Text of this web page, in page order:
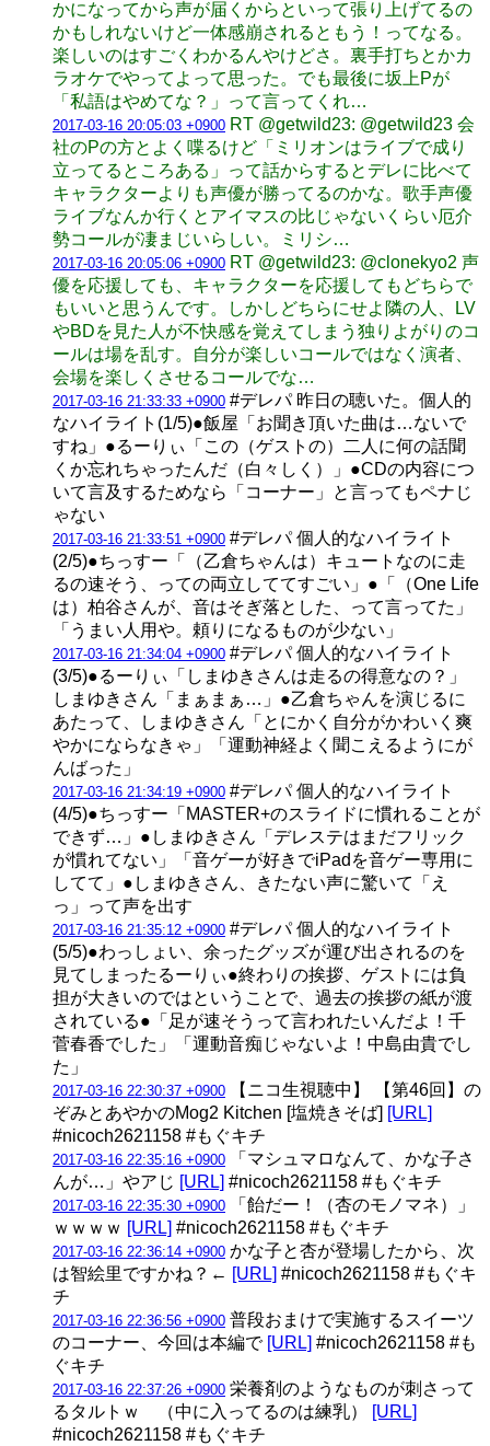
かになってから声が届くからといって張り上げてるの
かもしれないけど一体感崩されるともう！ってなる。
楽しいのはすごくわかるんやけどさ。裏手打ちとかカ
ラオケでやってよって思った。でも最後に坂上Pが
「私語はやめてな？」って言ってくれ…
2017-03-16 20:05:03 +0900 RT @getwild23: @getwild23 会
社のPの方とよく喋るけど「ミリオンはライブで成り
立ってるところある」って話からするとデレに比べて
キャラクターよりも声優が勝ってるのかな。歌手声優
ライブなんか行くとアイマスの比じゃないくらい厄介
勢コールが凄まじいらしい。ミリシ…
2017-03-16 20:05:06 +0900 RT @getwild23: @clonekyo2 声
優を応援しても、キャラクターを応援してもどちらで
もいいと思うんです。しかしどちらにせよ隣の人、LV
やBDを見た人が不快感を覚えてしまう独りよがりのコ
ールは場を乱す。自分が楽しいコールではなく演者、
会場を楽しくさせるコールでな…
2017-03-16 21:33:33 +0900 #デレパ 昨日の聴いた。個人的
なハイライト(1/5)●飯屋「お聞き頂いた曲は…ないで
すね」●るーりぃ「この（ゲストの）二人に何の話聞
くか忘れちゃったんだ（白々しく）」●CDの内容につ
いて言及するためなら「コーナー」と言ってもペナじ
ゃない
2017-03-16 21:33:51 +0900 #デレパ 個人的なハイライト
(2/5)●ちっすー「（乙倉ちゃんは）キュートなのに走
るの速そう、っての両立しててすごい」●「（One Life
は）柏谷さんが、音はそぎ落とした、って言ってた」
「うまい人用や。頼りになるものが少ない」
2017-03-16 21:34:04 +0900 #デレパ 個人的なハイライト
(3/5)●るーりぃ「しまゆきさんは走るの得意なの？」
しまゆきさん「まぁまぁ…」●乙倉ちゃんを演じるに
あたって、しまゆきさん「とにかく自分がかわいく爽
やかにならなきゃ」「運動神経よく聞こえるようにが
んばった」
2017-03-16 21:34:19 +0900 #デレパ 個人的なハイライト
(4/5)●ちっすー「MASTER+のスライドに慣れることが
できず…」●しまゆきさん「デレステはまだフリック
が慣れてない」「音ゲーが好きでiPadを音ゲー専用に
してて」●しまゆきさん、きたない声に驚いて「え
っ」って声を出す
2017-03-16 21:35:12 +0900 #デレパ 個人的なハイライト
(5/5)●わっしょい、余ったグッズが運び出されるのを
見てしまったるーりぃ●終わりの挨拶、ゲストには負
担が大きいのではということで、過去の挨拶の紙が渡
されている●「足が速そうって言われたいんだよ！千
菅春香でした」「運動音痴じゃないよ！中島由貴でし
た」
2017-03-16 22:30:37 +0900 【ニコ生視聴中】 【第46回】の
ぞみとあやかのMog2 Kitchen [塩焼きそば] [URL]
#nicoch2621158 #もぐキチ
2017-03-16 22:35:16 +0900 「マシュマロなんて、かな子さ
んが…」やアじ [URL] #nicoch2621158 #もぐキチ
2017-03-16 22:35:30 +0900 「飴だー！（杏のモノマネ）」
ｗｗｗｗ [URL] #nicoch2621158 #もぐキチ
2017-03-16 22:36:14 +0900 かな子と杏が登場したから、次
は智絵里ですかね？← [URL] #nicoch2621158 #もぐキ
チ
2017-03-16 22:36:56 +0900 普段おまけで実施するスイーツ
のコーナー、今回は本編で [URL] #nicoch2621158 #も
ぐキチ
2017-03-16 22:37:26 +0900 栄養剤のようなものが刺さって
るタルトｗ （中に入ってるのは練乳）
[URL]
#nicoch2621158 #もぐキチ